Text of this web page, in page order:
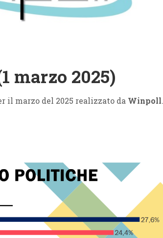
marzo 2025)
il marzo del 2025 realizzato da Winpoll.